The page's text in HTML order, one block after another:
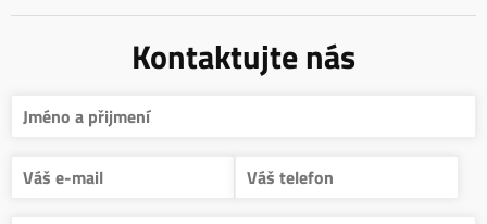
Kontaktujte nás